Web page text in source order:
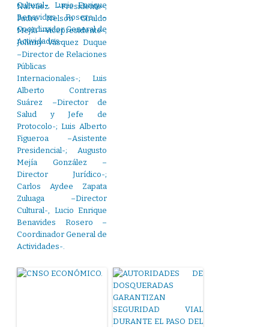
Narváez –Presidente-;
Padre Nelson Giraldo
Mejía –Vicepresidente-;
Johnny Vásquez Duque
–Director de Relaciones
Públicas
Internacionales-; Luis
Alberto Contreras
Suárez –Director de
Salud y Jefe de
Protocolo-; Luis Alberto
Figueroa –Asistente
Presidencial-; Augusto
Mejía González –
Director Jurídico-;
Carlos Aydee Zapata
Zuluaga –Director
Cultural-, Lucio Enrique
Benavides Rosero –
Coordinador General de
Actividades-.